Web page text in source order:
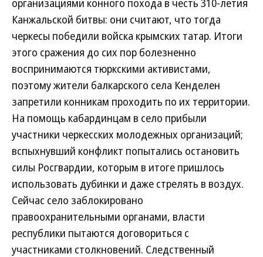
организациями конного похода в честь 310-летия
Канжальской битвы: они считают, что тогда
черкесы победили войска крымских татар. Итоги
этого сражения до сих пор болезненно
воспринимаются тюркскими активистами,
поэтому жители балкарского села Кенделен
запретили конникам проходить по их территории.
На помощь кабардинцам в село прибыли
участники черкесских молодежных организаций;
вспыхнувший конфликт попытались остановить
силы Росгвардии, которым в итоге пришлось
использовать дубинки и даже стрелять в воздух.
Сейчас село заблокировано
правоохранительными органами, власти
республики пытаются договориться с
участниками столкновений. Следственный